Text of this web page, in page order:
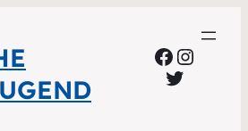
Twitter